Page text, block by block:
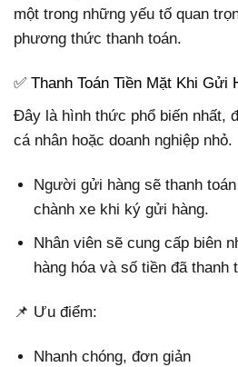
một trong những yếu tố quan
phương thức thanh toán.
✅ Thanh Toán Tiền Mặt Khi Gửi
Đây là hình thức phổ biến nhất,
cá nhân hoặc doanh nghiệp nhỏ.
Người gửi hàng sẽ thanh
chành xe khi ký gửi hàng.
Nhân viên sẽ cung cấp biên
hàng hóa và số tiền đã thanh
📌 Ưu điểm:
Nhanh chóng, đơn giản